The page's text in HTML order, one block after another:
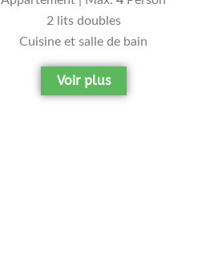
2 lits doubles
Cuisine et salle de bain
Voir plus